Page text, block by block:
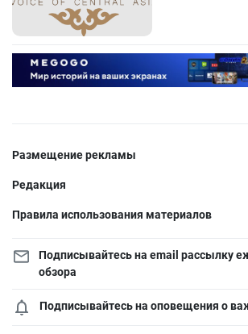
Размещение рекламы
Редакция
Правила использования материалов
Подписывайтесь на email рассылку
обзора
Подписывайтесь на оповещения о